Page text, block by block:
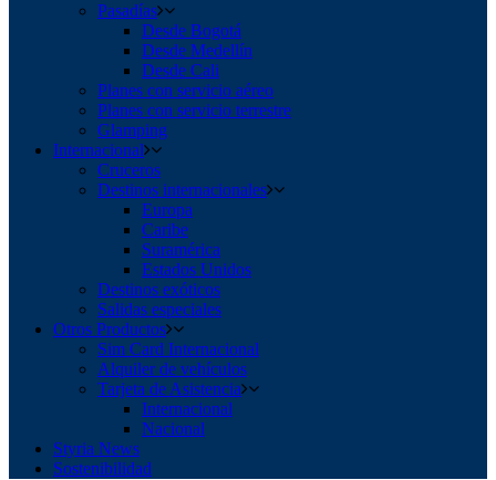
Pasadías
Desde Bogotá
Desde Medellín
Desde Cali
Planes con servicio aéreo
Planes con servicio terrestre
Glamping
Internacional
Cruceros
Destinos internacionales
Europa
Caribe
Suramérica
Estados Unidos
Destinos exóticos
Salidas especiales
Otros Productos
Sim Card Internacional
Alquiler de vehículos
Tarjeta de Asistencia
Internacional
Nacional
Styria News
Sostenibilidad